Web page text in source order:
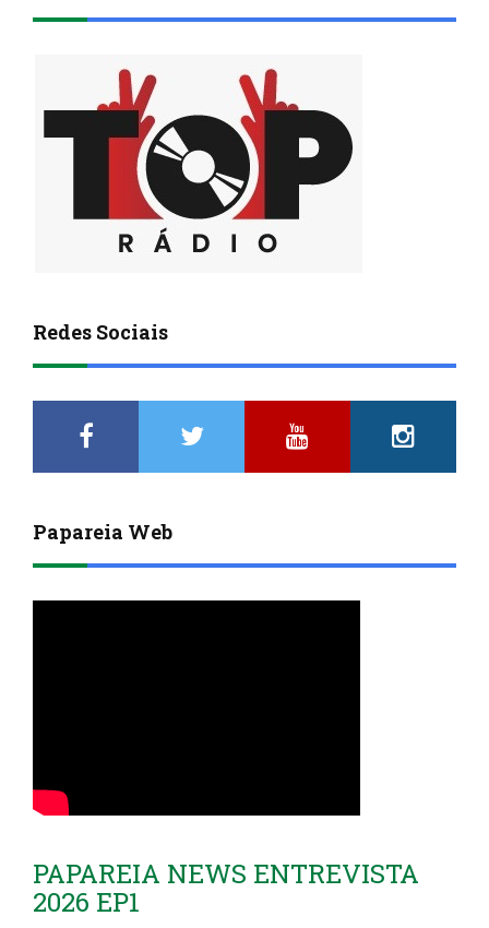
Redes Sociais
Papareia Web
PAPAREIA NEWS ENTREVISTA
2026 EP1